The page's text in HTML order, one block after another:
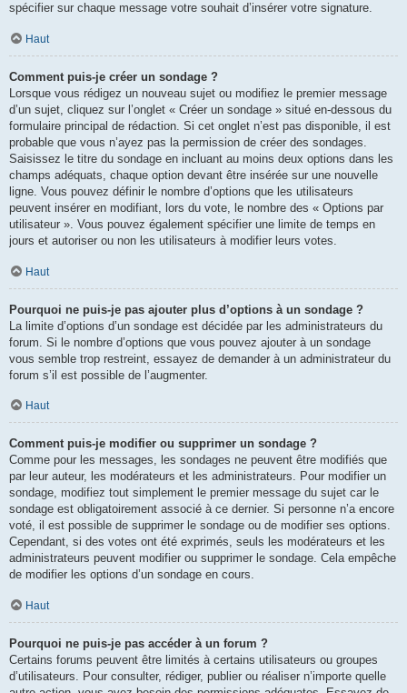
spécifier sur chaque message votre souhait d’insérer votre signature.
Haut
Comment puis-je créer un sondage ?
Lorsque vous rédigez un nouveau sujet ou modifiez le premier message
d’un sujet, cliquez sur l’onglet « Créer un sondage » situé en-dessous du
formulaire principal de rédaction. Si cet onglet n’est pas disponible, il est
probable que vous n’ayez pas la permission de créer des sondages.
Saisissez le titre du sondage en incluant au moins deux options dans les
champs adéquats, chaque option devant être insérée sur une nouvelle
ligne. Vous pouvez définir le nombre d’options que les utilisateurs
peuvent insérer en modifiant, lors du vote, le nombre des « Options par
utilisateur ». Vous pouvez également spécifier une limite de temps en
jours et autoriser ou non les utilisateurs à modifier leurs votes.
Haut
Pourquoi ne puis-je pas ajouter plus d’options à un sondage ?
La limite d’options d’un sondage est décidée par les administrateurs du
forum. Si le nombre d’options que vous pouvez ajouter à un sondage
vous semble trop restreint, essayez de demander à un administrateur du
forum s’il est possible de l’augmenter.
Haut
Comment puis-je modifier ou supprimer un sondage ?
Comme pour les messages, les sondages ne peuvent être modifiés que
par leur auteur, les modérateurs et les administrateurs. Pour modifier un
sondage, modifiez tout simplement le premier message du sujet car le
sondage est obligatoirement associé à ce dernier. Si personne n’a encore
voté, il est possible de supprimer le sondage ou de modifier ses options.
Cependant, si des votes ont été exprimés, seuls les modérateurs et les
administrateurs peuvent modifier ou supprimer le sondage. Cela empêche
de modifier les options d’un sondage en cours.
Haut
Pourquoi ne puis-je pas accéder à un forum ?
Certains forums peuvent être limités à certains utilisateurs ou groupes
d’utilisateurs. Pour consulter, rédiger, publier ou réaliser n’importe quelle